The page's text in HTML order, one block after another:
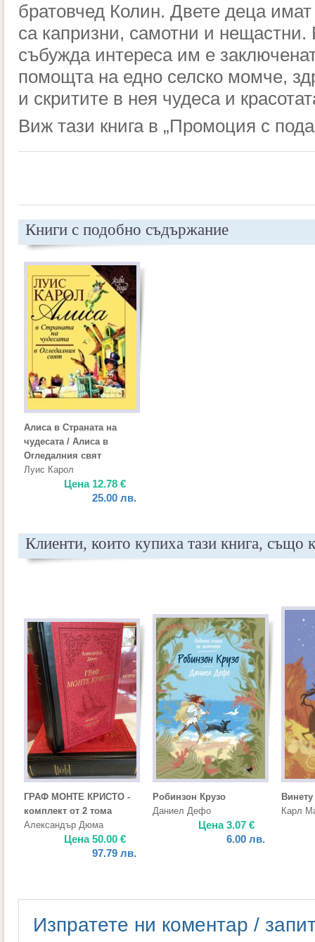
братовчед Колин. Двете деца
са капризни, самотни и нещастни.
събужда интереса им е
помощта на едно селско момче,
и скритите в нея чудеса и
Виж тази книга в „Промоция с
Книги с подобно съдържание
Алиса в Страната на
чудесата / Алиса в
Огледалния свят
Луис Карол
Цена 12.78 €
25.00 лв.
Клиенти, които купиха тази книга, също
ГРАФ МОНТЕ КРИСТО -
комплект от 2 тома
Александър Дюма
Цена50.00 €
97.79 лв.
Робинзон Крузо
Даниел Дефо
Цена3.07 €
6.00 лв.
Винету
Карл
Изпратете ни коментар /